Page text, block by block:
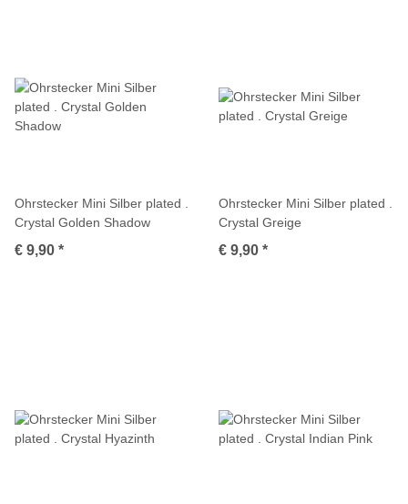
Ohrstecker Mini Silber plated .
Crystal Golden Shadow
€ 9,90 *
Ohrstecker Mini Silber plated .
Crystal Greige
€ 9,90 *